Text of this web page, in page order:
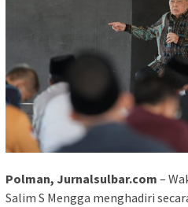
Polman, Jurnalsulbar.com –
Salim S Mengga menghadiri